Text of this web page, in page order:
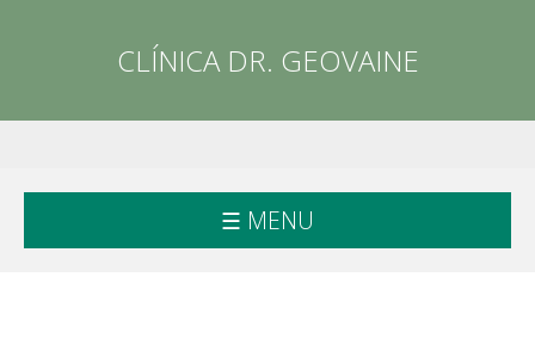
CLÍNICA DR. GEOVAINE
☰ MENU